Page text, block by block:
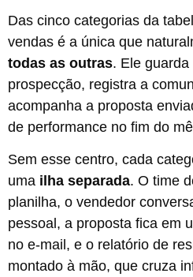
Das cinco categorias da
vendas é a única que
todas as outras. Ele
prospecção, registra a
acompanha a proposta
de performance no fim do
Sem esse centro, cada
uma ilha separada. O time
planilha, o vendedor
pessoal, a proposta fica em
no e-mail, e o relatório de
montado à mão, que cruza